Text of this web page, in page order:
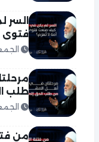
فتوى
الجمعة 07
طلب
الجمعة 07
من